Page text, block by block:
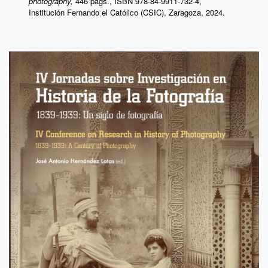
Institución Fernando el Católico (CSIC), Zaragoza, 2024.